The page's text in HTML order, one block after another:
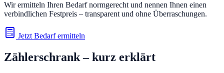
Wir ermitteln Ihren Bedarf normgerecht und nennen Ihnen einen
verbindlichen Festpreis – transparent und ohne Überraschungen.
Jetzt Bedarf ermitteln
Zählerschrank– kurz erklärt